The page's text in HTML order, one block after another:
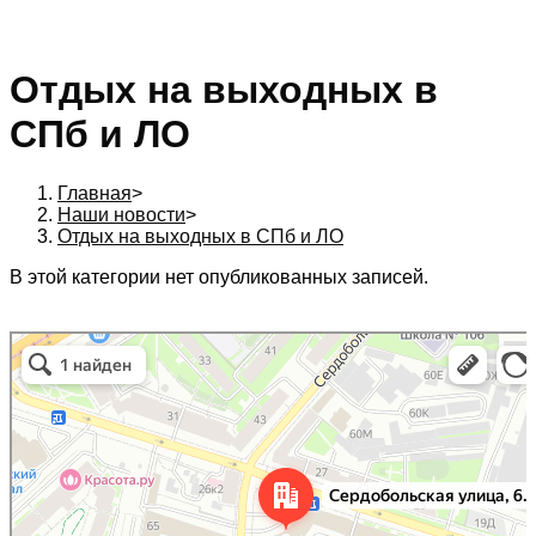
Отдых на выходных в
СПб и ЛО
Главная>
Наши новости>
Отдых на выходных в СПб и ЛО
В этой категории нет опубликованных записей.
197342, г. Санкт-Петербург, Сердобольская ул., д. 64 к. 1, Бизнес центр
«Белый остров», 6 эт., оф. 620А. в Санкт‑Петербурге
Санкт‑Петербург